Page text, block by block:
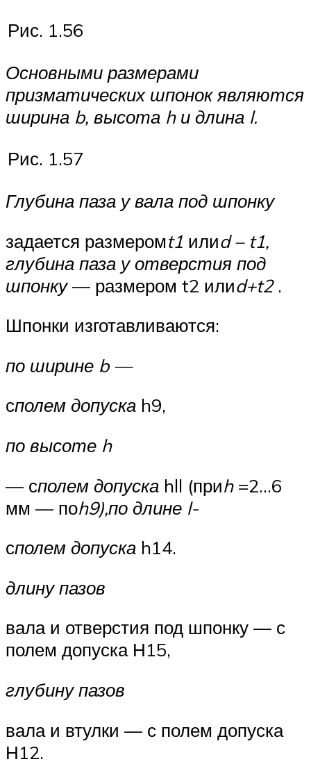
Рис. 1.56
Основными размерами
призматических шпонок являются
ширина b, высота h и длина l.
Рис. 1.57
Глубина паза у вала под шпонку
задается размеромt1 илиd – t1,
глубина паза у отверстия под
шпонку— разме­ром t2 илиd+t2.
Шпонки изготавливаются:
по ширине b —
сполем до­пуска h9,
по высоте h
— сполем допуска hll (приh=2…6
мм — поh9),по длине l-
сполем допуска h14.
длину пазов
вала и отверстия под шпонку — с
полем допуска Н15,
глубину пазов
вала и втулки — с полем допуска
Н12.